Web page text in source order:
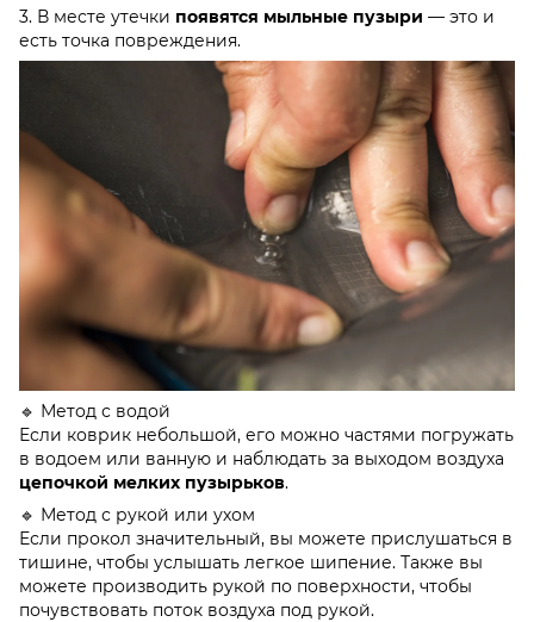
3. В месте утечки появятся мыльные пузыри — это и
есть точка повреждения.
🔹 Метод с водой
Если коврик небольшой, его можно частями погружать
в водоем или ванную и наблюдать за выходом воздуха
цепочкой мелких пузырьков.
🔹 Метод с рукой или ухом
Если прокол значительный, вы можете прислушаться в
тишине, чтобы услышать легкое шипение. Также вы
можете производить рукой по поверхности, чтобы
почувствовать поток воздуха под рукой.